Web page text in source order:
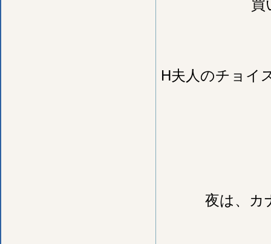
買
H夫人のチョイ
夜は、カ